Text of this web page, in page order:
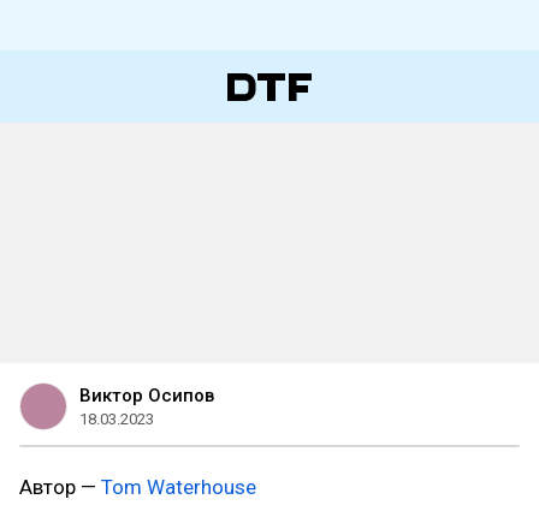
Виктор Осипов
18.03.2023
Автор — Tom Waterhouse